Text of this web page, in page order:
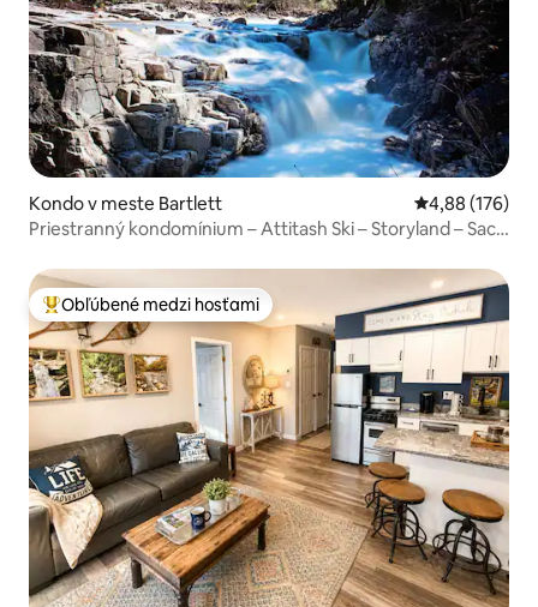
Kondo v meste Bartlett Priemerné
4,88 (176)
Priestranný kondomínium – Attitash Ski – Storyland – Saco
Najobľúbenejšie medzi hosťami
Obľúbené medzi hosťami